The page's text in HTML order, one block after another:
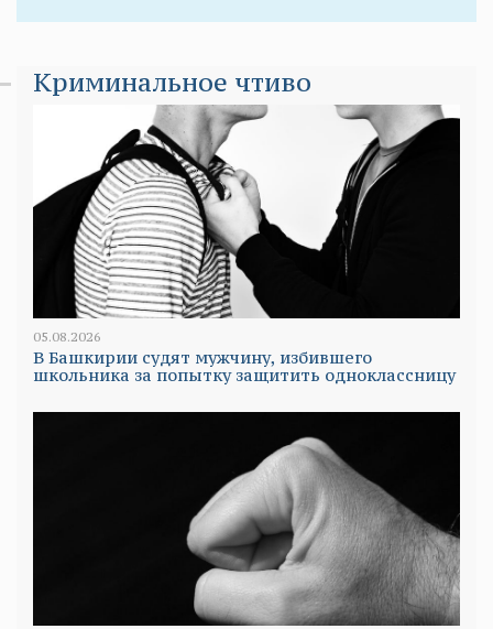
Криминальное чтиво
05.08.2026
В Башкирии судят мужчину, избившего
школьника за попытку защитить одноклассницу